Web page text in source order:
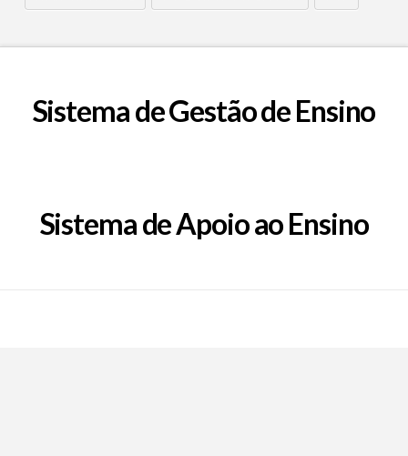
Sistema de Gestão de Ensino
Sistema de Apoio ao Ensino